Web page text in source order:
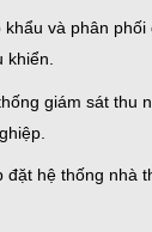
khẩu và phân
giám sát thu
đặt hệ thống nhà